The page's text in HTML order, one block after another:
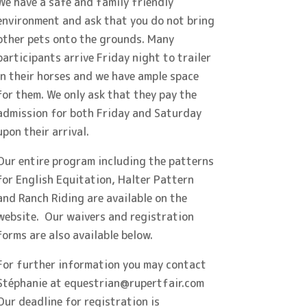
and ask that you do not bring
pets onto the grounds. Many
arrive Friday night to trailer
their horses and we have ample space
them. We only ask that they pay the
for both Friday and Saturday
their arrival.
entire program including the patterns
English Equitation, Halter Pattern
Ranch Riding are available on the
Our waivers and registration
are also available below.
further information you may contact
at equestrian@rupertfair.com
deadline for registration is